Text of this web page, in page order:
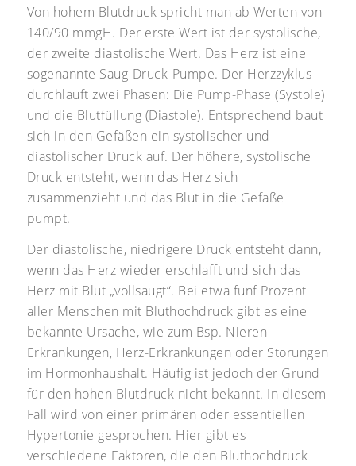
Von hohem Blutdruck spricht man ab Werten von
140/90 mmgH. Der erste Wert ist der systolische,
der zweite diastolische Wert. Das Herz ist eine
sogenannte Saug-Druck-Pumpe. Der Herzzyklus
durchläuft zwei Phasen: Die Pump-Phase (Systole)
und die Blutfüllung (Diastole). Entsprechend baut
sich in den Gefäßen ein systolischer und
diastolischer Druck auf. Der höhere, systolische
Druck entsteht, wenn das Herz sich
zusammenzieht und das Blut in die Gefäße
pumpt.
Der diastolische, niedrigere Druck entsteht dann,
wenn das Herz wieder erschlafft und sich das
Herz mit Blut „vollsaugt“. Bei etwa fünf Prozent
aller Menschen mit Bluthochdruck gibt es eine
bekannte Ursache, wie zum Bsp. Nieren-
Erkrankungen, Herz-Erkrankungen oder Störungen
im Hormonhaushalt. Häufig ist jedoch der Grund
für den hohen Blutdruck nicht bekannt. In diesem
Fall wird von einer primären oder essentiellen
Hypertonie gesprochen. Hier gibt es
verschiedene Faktoren, die den Bluthochdruck